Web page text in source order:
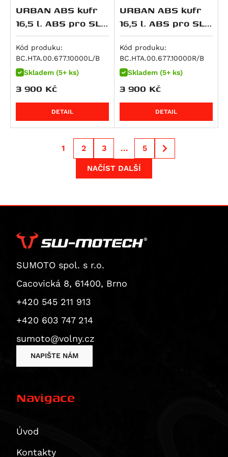
R 1300 GS Triple Black
R 1300 GS Trophy
R 1300 R
R 1300 RS
R 1300 RT
R 18
R 18 B
Streetfighter 1100 S
Streetfighter V4S SP
Streetfighter V4
Streetfighter V4S
Diavel V4
Multistrada V4 Pikes Peak
Multistrada V4 Rally
Multistrada V4 S
Multistrada V4 S Grand Tour
Multistrada V4 S Sport
Superbike 1198
Superbike 1199 Panigale S
Diavel
Monster 1200 S
Multistrada 1200
Multistrada 1200 Enduro
Multistrada 1200 S
Diavel 1260
Multistrada 1260 / S / S D|Air / Pikes Peak
Multistrada 1260 S D/Air
Skladem (5+ ks)
URBAN ABS kufr
16,5 l. ABS pro SLC
boční nosič vlevo.
Kód produku:
BC.HTA.00.677.10000L/B
3 900 Kč
DETAIL
Skladem (5+ ks)
URBAN ABS kufr
16,5 l. ABS pro SLC
boční nosič pravý
Kód produku:
BC.HTA.00.677.10000R/B
3 900 Kč
DETAIL
NAČÍST DALŠÍ
1 2 3 ... 5
SUMOTO spol. s r.o.
Cacovická 8, 61400, Brno
+420 545 211 913
+420 603 747 214
sumoto@volny.cz
NAPIŠTE NÁM
Navigace
Úvod
Kontakty